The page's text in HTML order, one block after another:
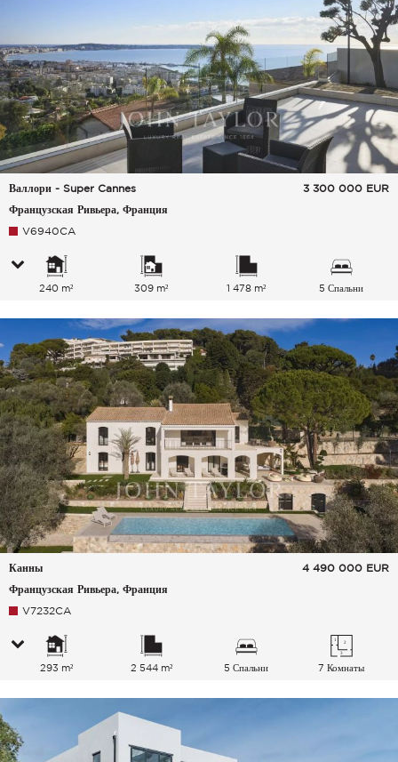
Валлори - Super Cannes
Французская Ривьера, Франция
3 300 000 EUR
V6940CA
240 m² 309 m² 1 478 m² 5 Спальни
Канны
Французская Ривьера, Франция
4 490 000 EUR
V7232CA
293 m² 2 544 m² 5 Спальни 7 Комнаты